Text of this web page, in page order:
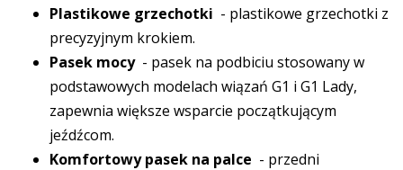
Plastikowe grzechotki - plastikowe grzechotki z
precyzyjnym krokiem.
Pasek mocy- pasek na podbiciu stosowany w
podstawowych modelach wiązań G1 i G1 Lady,
zapewnia większe wsparcie początkującym
jeźdźcom.
Komfortowy pasek na palce - przedni